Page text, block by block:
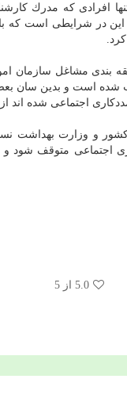
افرادی كه مدرك
در شرایطی است كه
بندی مشاغل سازمان
است و بدین سان
اجتماعی شده اند از
و وزارت بهداشت
اجتماعی متوقف شود
5.0 از 5